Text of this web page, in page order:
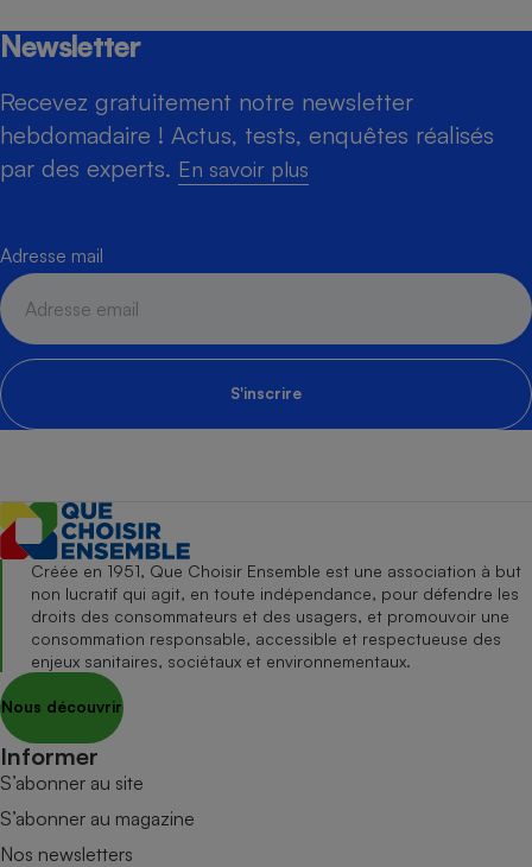
Newsletter
Recevez gratuitement notre newsletter
hebdomadaire ! Actus, tests, enquêtes réalisés
par des experts. En savoir plus
Adresse mail
S'inscrire
Créée en 1951, Que Choisir Ensemble est une association à but
non lucratif qui agit, en toute indépendance, pour défendre les
droits des consommateurs et des usagers, et promouvoir une
consommation responsable, accessible et respectueuse des
enjeux sanitaires, sociétaux et environnementaux.
Nous découvrir
Informer
S’abonner au site
S’abonner au magazine
Nos newsletters